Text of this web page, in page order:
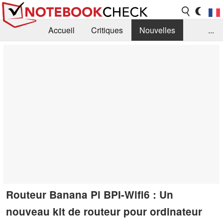
Accueil Critiques
Nouvelles
...
Routeur Banana Pi BPI-Wifi6 : Un
nouveau kit de routeur pour ordinateur